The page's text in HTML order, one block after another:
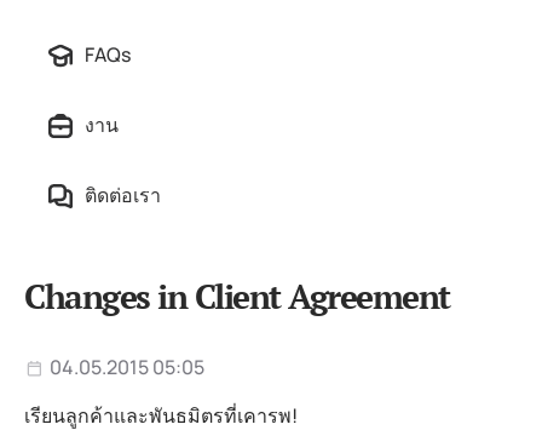
FAQs
งาน
ติดต่อเรา
Changes in Client Agreement
04.05.2015 05:05
เรียนลูกค้าและพันธมิตรที่เคารพ!